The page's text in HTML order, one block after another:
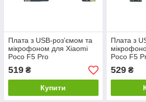
Плата з USB-роз’ємом та
мікрофоном для Xiaomi
Poco F5 Pro
519 ₴
Купити
Плата з
Poco F5
529₴